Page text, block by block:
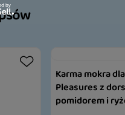
Karma mokra
Pleasures z
pomidorem i